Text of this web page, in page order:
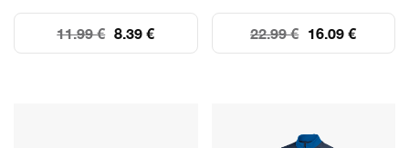
8.39 €
11.99 € 16.09 €
22.99 €